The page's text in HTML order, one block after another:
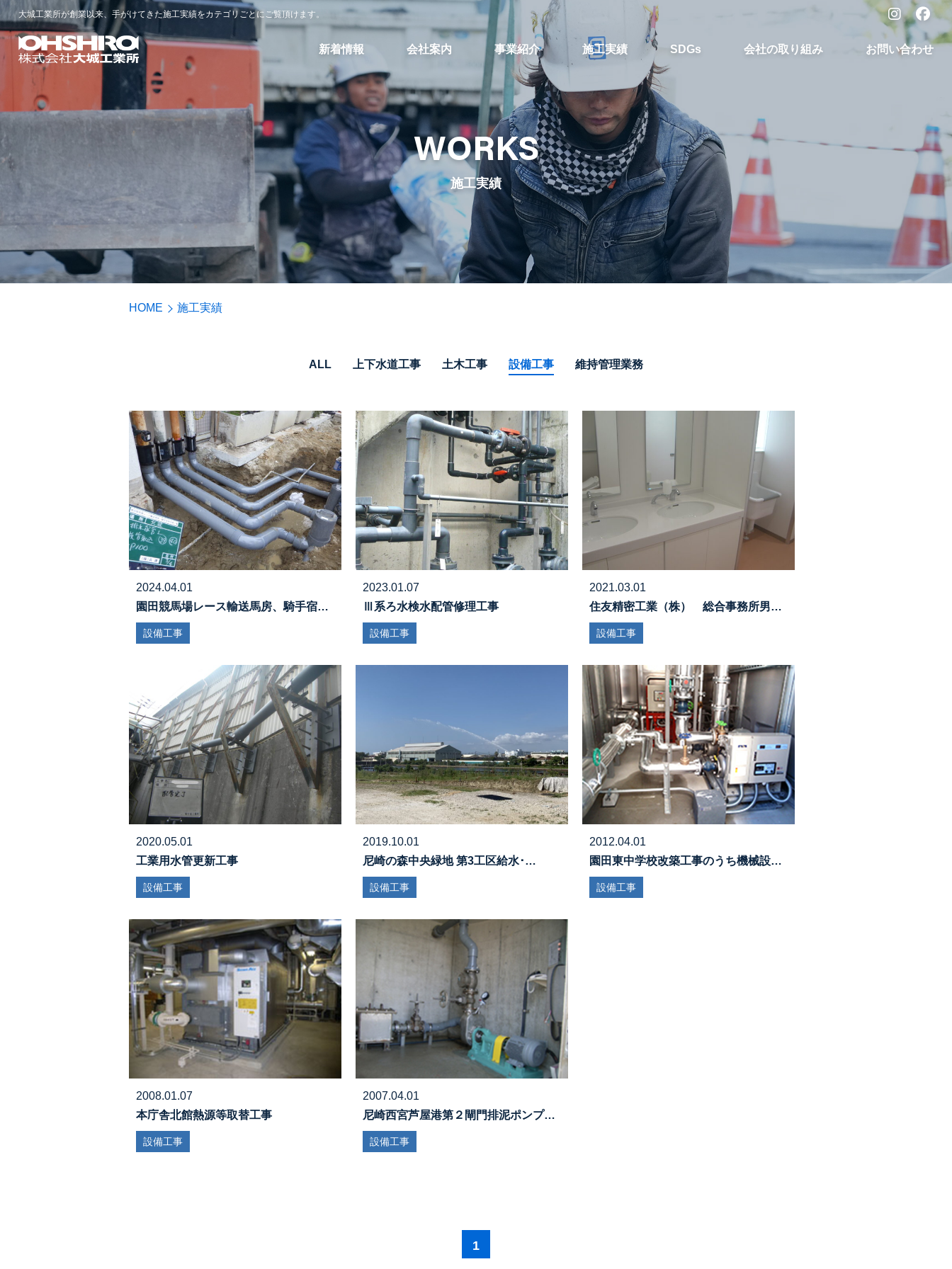
大城工業所が創業以来、手がけてきた施工実績をカテゴリごとにご覧頂けます。
新着情報 会社案内 事業紹介 施工実績 SDGs 会社の取り組み お問い合わせ
WORKS
施工実績
HOME 施工実績
ALL 上下水道工事 土木工事 設備工事 維持管理業務
2024.04.01
園田競馬場レース輸送馬房、騎手宿…
設備工事
2023.01.07
Ⅲ系ろ水検水配管修理工事
設備工事
2021.03.01
住友精密工業（株） 総合事務所男…
設備工事
2020.05.01
工業用水管更新工事
設備工事
2019.10.01
尼崎の森中央緑地 第3工区給水･…
設備工事
2012.04.01
園田東中学校改築工事のうち機械設…
設備工事
2008.01.07
本庁舎北館熱源等取替工事
設備工事
2007.04.01
尼崎西宮芦屋港第２閘門排泥ポンプ…
設備工事
1